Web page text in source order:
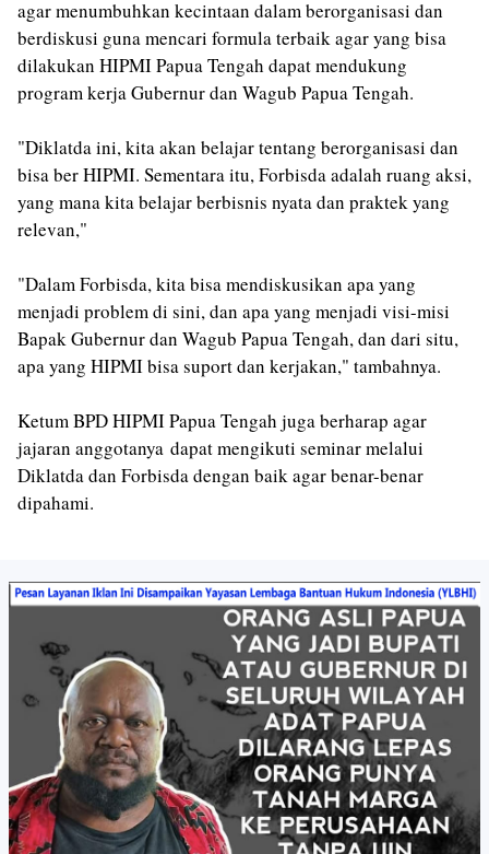
agar menumbuhkan kecintaan dalam berorganisasi dan
berdiskusi guna mencari formula terbaik agar yang bisa
dilakukan HIPMI Papua Tengah dapat mendukung
program kerja Gubernur dan Wagub Papua Tengah.
"Diklatda ini, kita akan belajar tentang berorganisasi dan
bisa ber HIPMI. Sementara itu, Forbisda adalah ruang aksi,
yang mana kita belajar berbisnis nyata dan praktek yang
relevan,"
"Dalam Forbisda, kita bisa mendiskusikan apa yang
menjadi problem di sini, dan apa yang menjadi visi-misi
Bapak Gubernur dan Wagub Papua Tengah, dan dari situ,
apa yang HIPMI bisa suport dan kerjakan," tambahnya.
Ketum BPD HIPMI Papua Tengah juga berharap agar
jajaran anggotanya dapat mengikuti seminar melalui
Diklatda dan Forbisda dengan baik agar benar-benar
dipahami.